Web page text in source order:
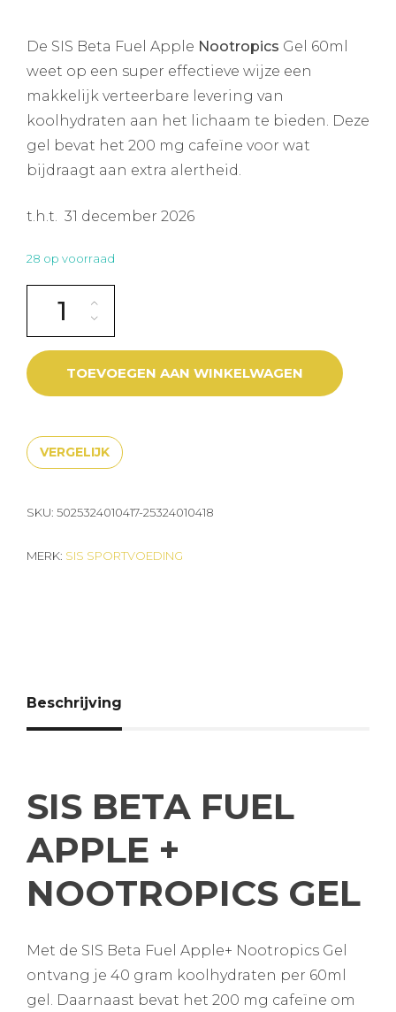
prijs
was:
€2,95.
is:
€2,25.
De SIS Beta Fuel Apple Nootropics Gel 60ml
weet op een super effectieve wijze een
makkelijk verteerbare levering van
koolhydraten aan het lichaam te bieden. Deze
gel bevat het 200 mg cafeïne voor wat
bijdraagt aan extra alertheid.
t.h.t. 31 december 2026
28 op voorraad
TOEVOEGEN AAN WINKELWAGEN
VERGELIJK
SKU: 5025324010417-25324010418
MERK: SIS SPORTVOEDING
Beschrijving
SIS BETA FUEL
APPLE +
NOOTROPICS GEL
Met de SIS Beta Fuel Apple+ Nootropics Gel
ontvang je 40 gram koolhydraten per 60ml
gel. Daarnaast bevat het 200 mg cafeïne om